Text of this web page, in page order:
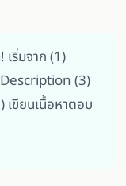
เริ่มจาก (1)
(3)
ขียนเนื้อหาตอบ